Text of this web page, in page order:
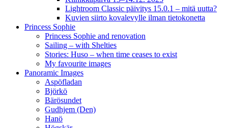
Lightroom Classic päivitys 15.0.1 – mitä uutta?
Kuvien siirto kovalevylle ilman tietokonetta
Princess Sophie
Princess Sophie and renovation
Sailing – with Shelties
Stories: Huso – when time ceases to exist
My favourite images
Panoramic Images
Aspöfladan
Björkö
Bärösundet
Gudhjem (Den)
Hanö